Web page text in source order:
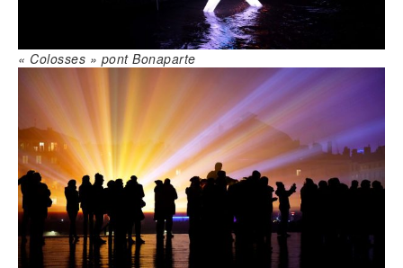
« Colosses » pont Bonaparte